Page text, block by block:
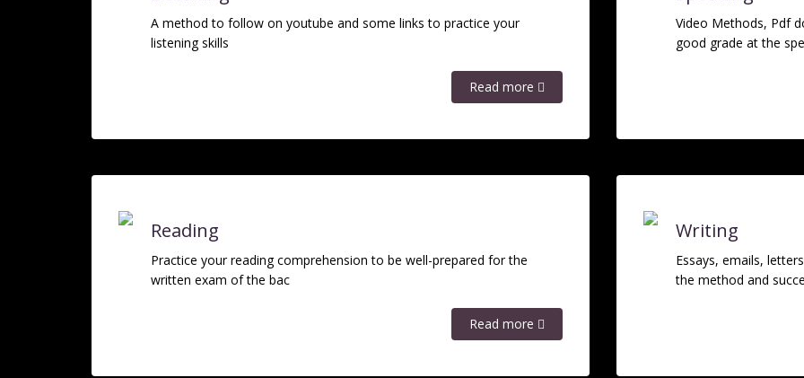
A method to follow on youtube and some links to practice your
listening skills
Read more
Video Methods, Pdf
good grade at the
Reading
Practice your reading comprehension to be well-prepared for the
written exam of the bac
Read more
Writing
Essays, emails,
the method and